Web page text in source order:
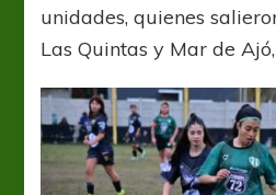
unidades, quienes
Las Quintas y Mar de